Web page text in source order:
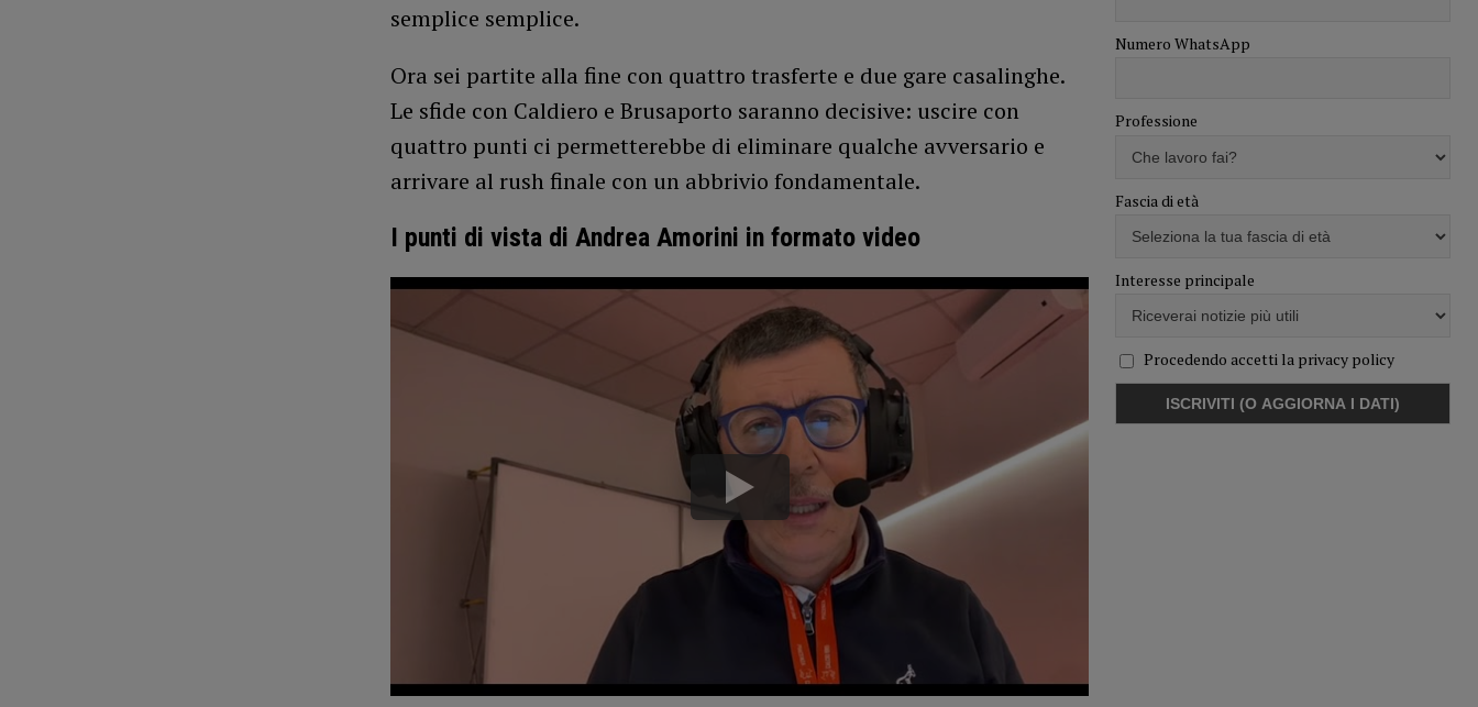
semplice semplice.
Ora sei partite alla fine con quattro trasferte e due gare casalinghe.
Le sfide con Caldiero e Brusaporto saranno decisive: uscire con
quattro punti ci permetterebbe di eliminare qualche avversario e
arrivare al rush finale con un abbrivio fondamentale.
I punti di vista di Andrea Amorini in formato video
Numero WhatsApp
Professione
Fascia di età
Interesse principale
Procedendo accetti la privacy policy